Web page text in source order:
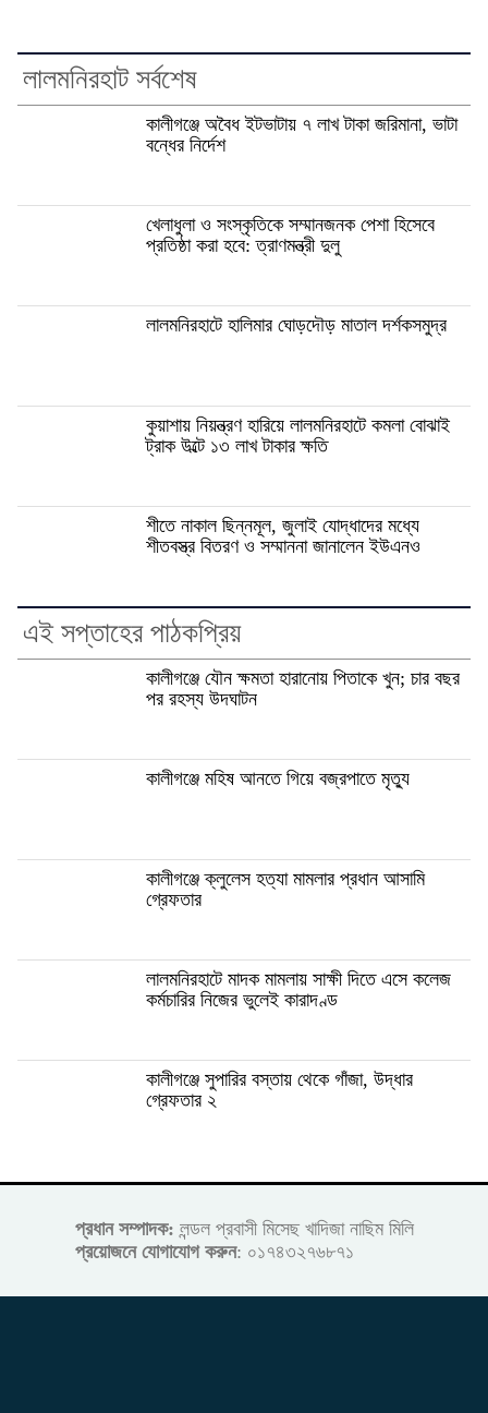
লালমনিরহাট সর্বশেষ
কালীগঞ্জে অবৈধ ইটভাটায় ৭ লাখ টাকা জরিমানা, ভাটা
বন্ধের নির্দেশ
খেলাধুলা ও সংস্কৃতিকে সম্মানজনক পেশা হিসেবে
প্রতিষ্ঠা করা হবে: ত্রাণমন্ত্রী দুলু
লালমনিরহাটে হালিমার ঘোড়দৌড় মাতাল দর্শকসমুদ্র
কুয়াশায় নিয়ন্ত্রণ হারিয়ে লালমনিরহাটে কমলা বোঝাই
ট্রাক উল্টে ১৩ লাখ টাকার ক্ষতি
শীতে নাকাল ছিন্নমূল, জুলাই যোদ্ধাদের মধ্যে
শীতবস্ত্র বিতরণ ও সম্মাননা জানালেন ইউএনও
এই সপ্তাহের পাঠকপ্রিয়
কালীগঞ্জে যৌন ক্ষমতা হারানোয় পিতাকে খুন; চার বছর
পর রহস্য উদঘাটন
কালীগঞ্জে মহিষ আনতে গিয়ে বজ্রপাতে মৃত্যু
কালীগঞ্জে ক্লুলেস হত্যা মামলার প্রধান আসামি
গ্রেফতার
লালমনিরহাটে মাদক মামলায় সাক্ষী দিতে এসে কলেজ
কর্মচারির নিজের ভুলেই কারাদণ্ড
কালীগঞ্জে সুপারির বস্তায় থেকে গাঁজা, উদ্ধার
গ্রেফতার ২
প্রধান সম্পাদক: লন্ডল প্রবাসী মিসেছ খাদিজা নাছিম মিলি
প্রয়োজনে যোগাযোগ করুন: ০১৭৪৩২৭৬৮৭১